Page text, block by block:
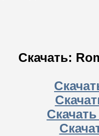
Скачать: